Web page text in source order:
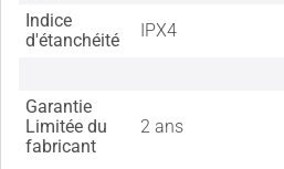
Indice
d'étanchéité
IPX4
Garantie
Limitée du
fabricant
2 ans